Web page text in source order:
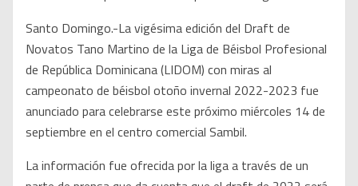
Santo Domingo.-La vigésima edición del Draft de
Novatos Tano Martino de la Liga de Béisbol Profesional
de República Dominicana (LIDOM) con miras al
campeonato de béisbol otoño invernal 2022-2023 fue
anunciado para celebrarse este próximo miércoles 14 de
septiembre en el centro comercial Sambil.
La información fue ofrecida por la liga a través de un